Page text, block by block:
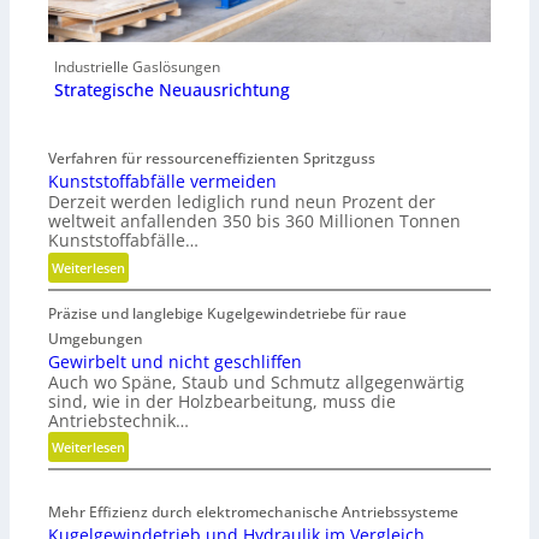
Industrielle Gaslösungen
Strategische Neuausrichtung
Verfahren für ressourceneffizienten Spritzguss
Kunststoffabfälle vermeiden
Derzeit werden lediglich rund neun Prozent der
weltweit anfallenden 350 bis 360 Millionen Tonnen
Kunststoffabfälle…
Weiterlesen:
K
u
n
s
t
s
t
o
f
a
Präzise und langlebige Kugelgewindetriebe für raue
Umgebungen
Gewirbelt und nicht geschliffen
Auch wo Späne, Staub und Schmutz allgegenwärtig
sind, wie in der Holzbearbeitung, muss die
Antriebstechnik…
Weiterlesen:
G
w
Mehr Effizienz durch elektromechanische Antriebssysteme